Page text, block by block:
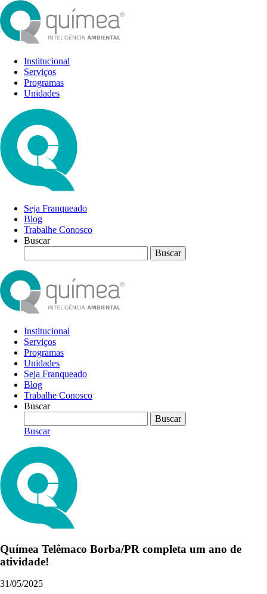
Institucional
Serviços
Programas
Unidades
Seja Franqueado
Blog
Trabalhe Conosco
Buscar
Institucional
Serviços
Programas
Unidades
Seja Franqueado
Blog
Trabalhe Conosco
Buscar
Buscar
Químea Telêmaco Borba/PR completa um ano de
atividade!
31/05/2025